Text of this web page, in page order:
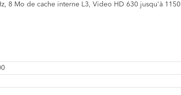
8 Mo de cache interne L3, Video HD 630 jusqu'à 1150